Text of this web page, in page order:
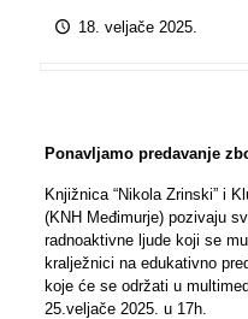
18. veljače 2025.
Ponavljamo predavanje
Knjižnica “Nikola Zrinski” i
(KNH Međimurje) pozivaju
radnoaktivne ljude koji se
kralježnici na edukativno
koje će se održati u
25.veljače 2025. u 17h.